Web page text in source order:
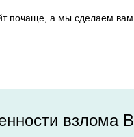
почаще, а мы сделаем
взлома